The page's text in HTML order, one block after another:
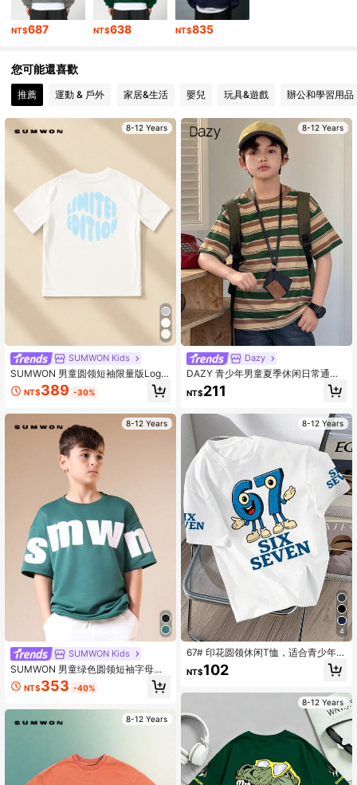
288K 追蹤者
NT$687 NT$638 NT$835
您可能還喜歡
推薦 運動 & 戶外 家居&生活 嬰兒 玩具&遊戲 辦公和學習用品
8-12 Years
SUMWON Kids
SUMWON 男童圆领短袖限量版Logo
图案T恤，休闲夏季日常穿着
NT$389 -30%
8-12 Years
SUMWON Kids
SUMWON 男童绿色圆领短袖字母印
花T恤，白色文字，常规版型，休闲上
衣，适合上学和周末穿着。
NT$353 -40%
8-12 Years
8-12 Years
Dazy
DAZY 青少年男童夏季休闲日常通勤
撞色条纹印花宽松T恤 春季
NT$211
8-12 Years
4
67# 印花圆领休闲T恤，适合青少年男
孩，柔软舒适，适合春夏穿着
NT$102
8-12 Years